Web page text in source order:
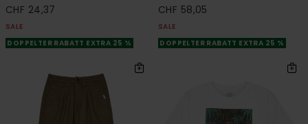
CHF 24,37
SALE
DOPPELTER RABATT EXTRA 25 %
CHF 58,05
SALE
DOPPELTER RABATT EXTRA 25 %